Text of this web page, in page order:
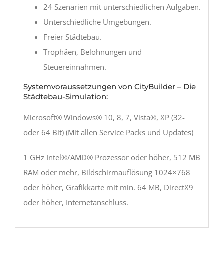
24 Szenarien mit unterschiedlichen Aufgaben.
Unterschiedliche Umgebungen.
Freier Städtebau.
Trophäen, Belohnungen und
Steuereinnahmen.
Systemvoraussetzungen von CityBuilder – Die
Städtebau-Simulation:
Microsoft® Windows® 10, 8, 7, Vista®, XP (32-
oder 64 Bit) (Mit allen Service Packs und Updates)
1 GHz Intel®/AMD® Prozessor oder höher, 512 MB
RAM oder mehr, Bildschirmauflösung 1024×768
oder höher, Grafikkarte mit min. 64 MB, DirectX9
oder höher, Internetanschluss.